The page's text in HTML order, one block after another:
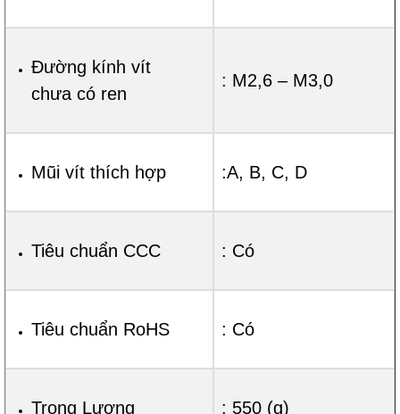
Đường kính vít
chưa có ren
: M2,6 – M3,0
Mũi vít thích hợp :A, B, C, D
Tiêu chuẩn CCC : Có
Tiêu chuẩn RoHS : Có
Trọng Lượng : 550 (g)